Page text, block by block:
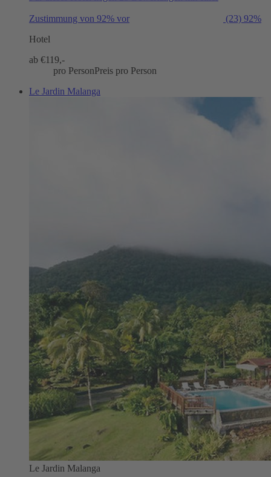
Zustimmung von 92% vor (23) 92%
Hotel
ab €119,-
pro PersonPreis pro Person
Le Jardin Malanga
Le Jardin Malanga